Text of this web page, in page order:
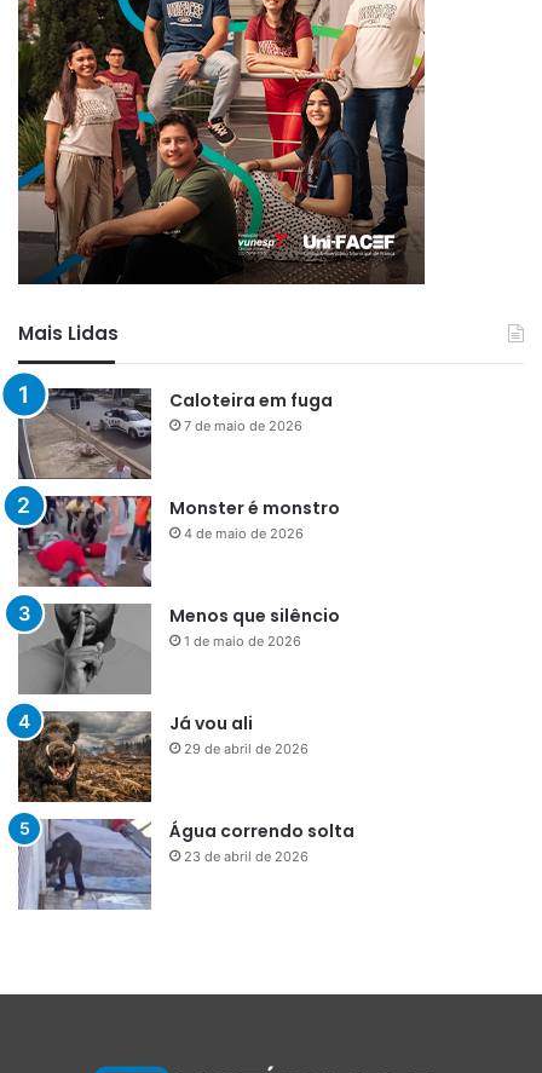
Mais Lidas
Caloteira em fuga
7 de maio de 2026
Monster é monstro
4 de maio de 2026
Menos que silêncio
1 de maio de 2026
Já vou ali
29 de abril de 2026
Água correndo solta
23 de abril de 2026